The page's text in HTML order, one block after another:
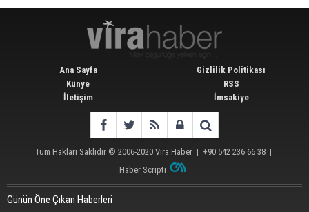
Ana Sayfa
Künye
İletişim
Gizlilik Politikası
RSS
İmsakiye
Tüm Hakları Saklıdır © 2006-2020 Vira Haber | +90 542 236 66 38 |
Haber Scripti
Günün Öne Çıkan Haberleri